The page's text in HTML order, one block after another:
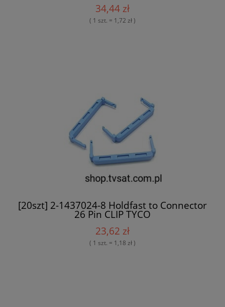
34,44 zł
( 1 szt. = 1,72 zł )
[20szt] 2-1437024-8 Holdfast to Connector
26 Pin CLIP TYCO
23,62 zł
( 1 szt. = 1,18 zł )